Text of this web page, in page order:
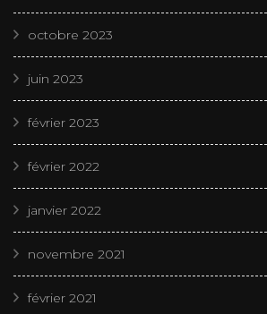
octobre 2023
juin 2023
février 2023
février 2022
janvier 2022
novembre 2021
février 2021